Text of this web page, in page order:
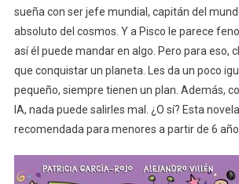
sueña con ser jefe mundial, capitán del
absoluto del cosmos. Y a Pisco le parece
así él puede mandar en algo. Pero para eso,
que conquistar un planeta. Les da un poco
pequeño, siempre tienen un plan. Además,
IA, nada puede salirles mal. ¿O sí? Esta
recomendada para menores a partir de 6